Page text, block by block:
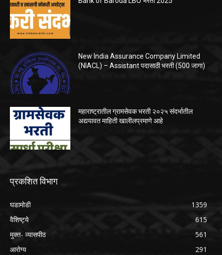
New India Assurance Company Limited
(NIACL) – Assistant पदासाठी भरती (500 जागा)
महाराष्ट्रातील ग्रामसेवक भरती २०२५ संदर्भातील
अद्ययावत माहिती खालीलप्रमाणे आहे
प्रकशित विभाग
घडामोडी
1359
वैशिष्ट्ये
615
मुक्त- व्यासपीठ
561
आरोग्य
291